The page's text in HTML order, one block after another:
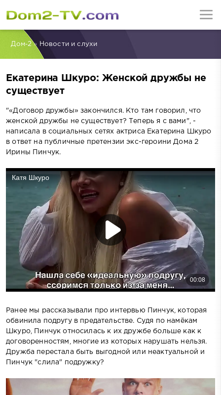
Дом-2» Новости и слухи
Екатерина Шкуро: Женской дружбы не
существует
"«Договор дружбы» закончился. Кто там говорил, что
женской дружбы не существует? Теперь я с вами", -
написала в социальных сетях актриса Екатерина Шкуро
в ответ на публичные претензии экс-героини Дома 2
Ирины Пинчук.
Ранее мы рассказывали про интервью Пинчук, которая
обвинила подругу в предательстве. Судя по намёкам
Шкуро, Пинчук относилась к их дружбе больше как к
договоренностям, многие из которых нарушать нельзя.
Дружба перестала быть выгодной или неактуальной и
Пинчук "слила" подружку?